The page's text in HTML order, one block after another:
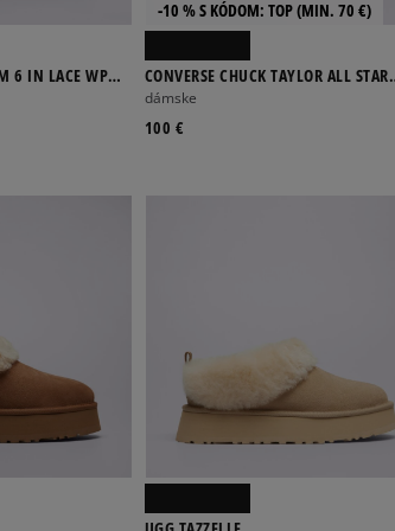
6 IN LACE WP
-10 % S KÓDOM: TOP (MIN. 70 €)
CONVERSE CHUCK TAYLOR ALL STAR
ELEMENTS BOOT
dámske
100 €